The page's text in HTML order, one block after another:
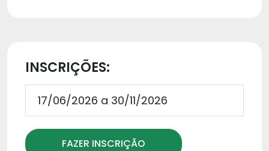
INSCRIÇÕES:
17/06/2026 a 30/11/2026
FAZER INSCRIÇÃO